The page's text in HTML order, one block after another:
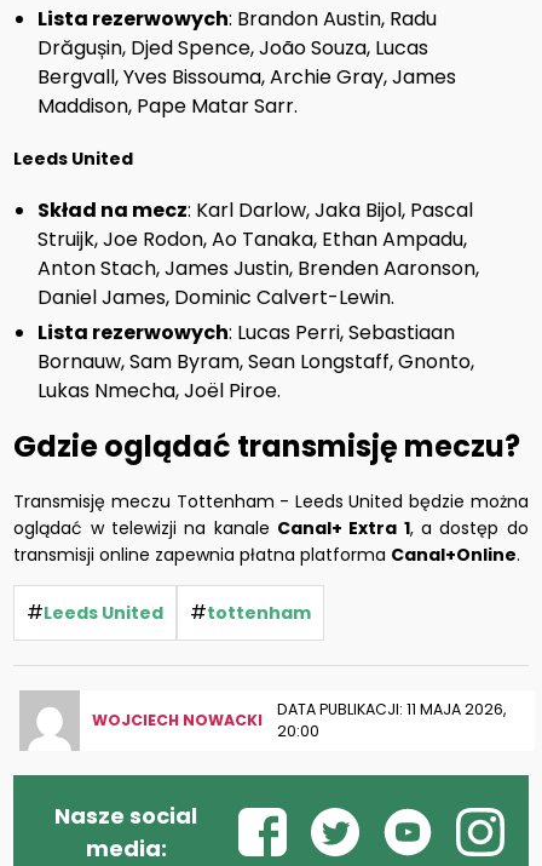
Lista rezerwowych: Brandon Austin, Radu
Drăgușin, Djed Spence, João Souza, Lucas
Bergvall, Yves Bissouma, Archie Gray, James
Maddison, Pape Matar Sarr.
Leeds United
Skład na mecz: Karl Darlow, Jaka Bijol, Pascal
Struijk, Joe Rodon, Ao Tanaka, Ethan Ampadu,
Anton Stach, James Justin, Brenden Aaronson,
Daniel James, Dominic Calvert-Lewin.
Lista rezerwowych: Lucas Perri, Sebastiaan
Bornauw, Sam Byram, Sean Longstaff, Gnonto,
Lukas Nmecha, Joël Piroe.
Gdzie oglądać transmisję meczu?
Transmisję meczu Tottenham - Leeds United będzie można
oglądać w telewizji na kanale Canal+ Extra 1, a dostęp do
transmisji online zapewnia płatna platforma Canal+Online.
#Leeds United #tottenham
WOJCIECH NOWACKI
DATA PUBLIKACJI: 11 MAJA 2026,
20:00
Nasze social
media: